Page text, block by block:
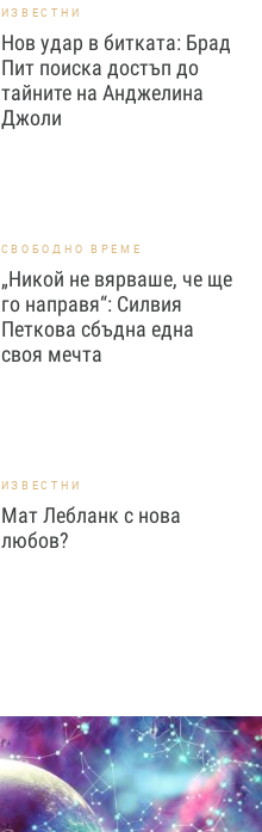
ИЗВЕСТНИ
Нов удар в битката: Брад
Пит поиска достъп до
тайните на Анджелина
Джоли
СВОБОДНО ВРЕМЕ
„Никой не вярваше, че ще
го направя“: Силвия
Петкова сбъдна една
своя мечта
ИЗВЕСТНИ
Мат Лебланк с нова
любов?